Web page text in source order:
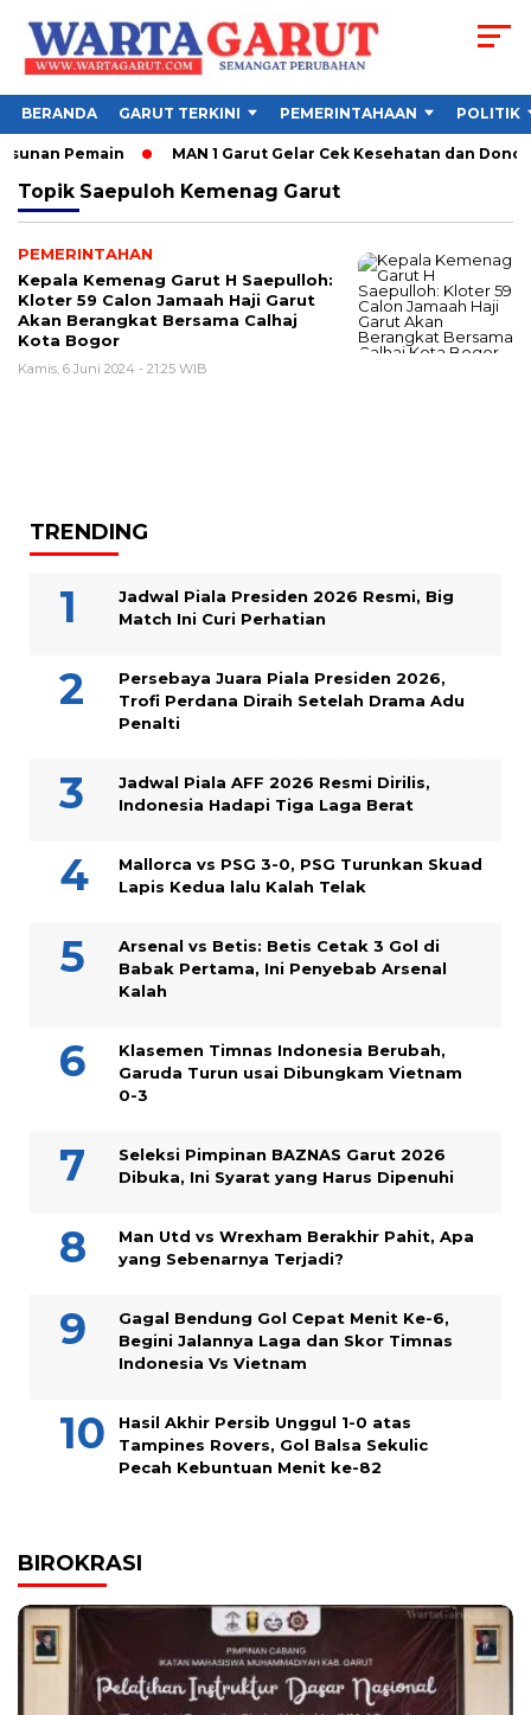
BERANDA GARUT TERKINI PEMERINTAHAAN POLITIK
Pemain MAN 1 Garut Gelar Cek Kesehatan dan Donor
Topik Saepuloh Kemenag Garut
PEMERINTAHAN
Kepala Kemenag Garut H Saepulloh:
Kloter 59 Calon Jamaah Haji Garut
Akan Berangkat Bersama Calhaj
Kota Bogor
Kamis, 6 Juni 2024 - 21:25 WIB
TRENDING
Jadwal Piala Presiden 2026 Resmi, Big
Match Ini Curi Perhatian
Persebaya Juara Piala Presiden 2026,
Trofi Perdana Diraih Setelah Drama Adu
Penalti
Jadwal Piala AFF 2026 Resmi Dirilis,
Indonesia Hadapi Tiga Laga Berat
Mallorca vs PSG 3-0, PSG Turunkan Skuad
Lapis Kedua lalu Kalah Telak
Arsenal vs Betis: Betis Cetak 3 Gol di
Babak Pertama, Ini Penyebab Arsenal
Kalah
Klasemen Timnas Indonesia Berubah,
Garuda Turun usai Dibungkam Vietnam
0-3
Seleksi Pimpinan BAZNAS Garut 2026
Dibuka, Ini Syarat yang Harus Dipenuhi
Man Utd vs Wrexham Berakhir Pahit, Apa
yang Sebenarnya Terjadi?
Gagal Bendung Gol Cepat Menit Ke-6,
Begini Jalannya Laga dan Skor Timnas
Indonesia Vs Vietnam
Hasil Akhir Persib Unggul 1-0 atas
Tampines Rovers, Gol Balsa Sekulic
Pecah Kebuntuan Menit ke-82
BIROKRASI